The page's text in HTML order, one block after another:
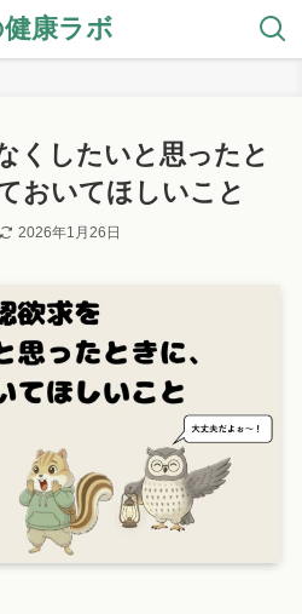
康ラボ
くしたいと思ったと
おいてほしいこと
2026年1月26日